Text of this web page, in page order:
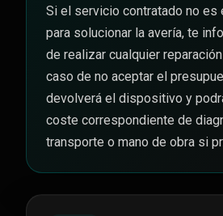
Si el servicio contratado no es
para solucionar la avería, te
de realizar cualquier
caso de no aceptar el
devolverá el dispositivo y
coste correspondiente de
transporte o mano de obra si